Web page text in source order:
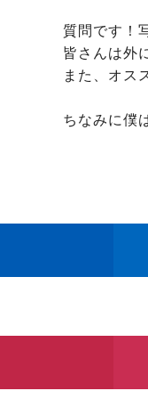
質問です！
皆さんは外
また、オス
ちなみに僕